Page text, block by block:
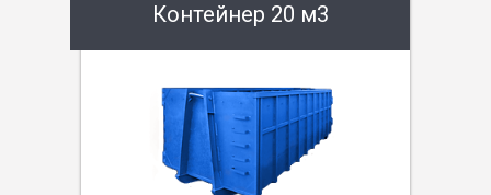
Контейнер 20 м3